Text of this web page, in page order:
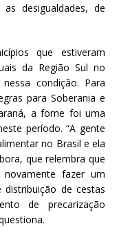
desigualdades, de
que estiveram
da Região Sul no
condição. Para
para Soberania e
a fome foi uma
período. “A gente
no Brasil e ela
que relembra que
fazer um
de cestas
de precarização